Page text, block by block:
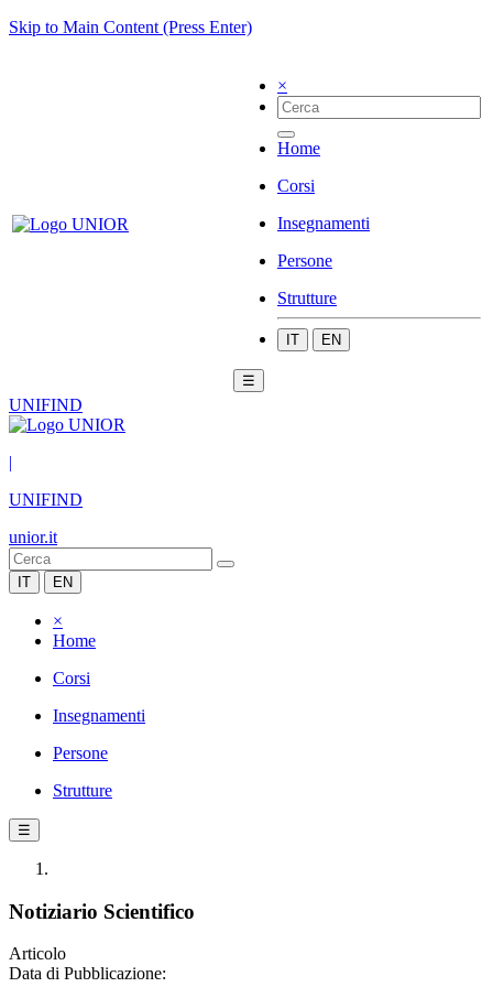
Skip to Main Content (Press Enter)
×
Home
Corsi
Insegnamenti
Persone
Strutture
IT EN
☰
UNIFIND
|
UNIFIND
unior.it
IT EN
×
Home
Corsi
Insegnamenti
Persone
Strutture
☰
Notiziario Scientifico
Articolo
Data di Pubblicazione: